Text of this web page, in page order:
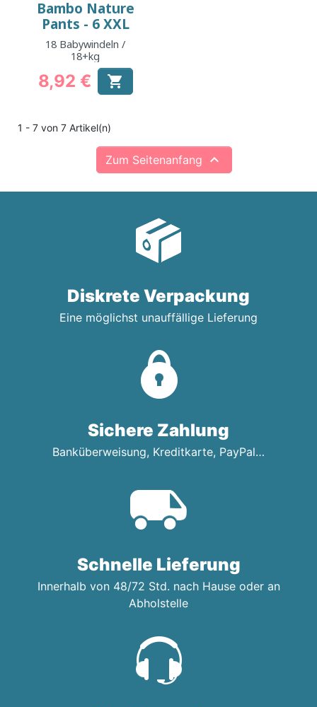
Bambo Nature
Pants - 6 XXL
18 Babywindeln /
18+kg
Preis
8,92 € 
1 - 7 von 7 Artikel(n)
Zum Seitenanfang 
Diskrete Verpackung
Eine möglichst unauffällige Lieferung
Sichere Zahlung
Banküberweisung, Kreditkarte, PayPal…
Schnelle Lieferung
Innerhalb von 48/72 Std. nach Hause oder an
Abholstelle